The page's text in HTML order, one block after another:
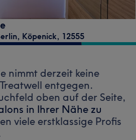
Köpenick, 12555
nimmt derzeit keine
entgegen.
oben auf der Seite,
in Ihrer Nähe zu
viele erstklassige Profis